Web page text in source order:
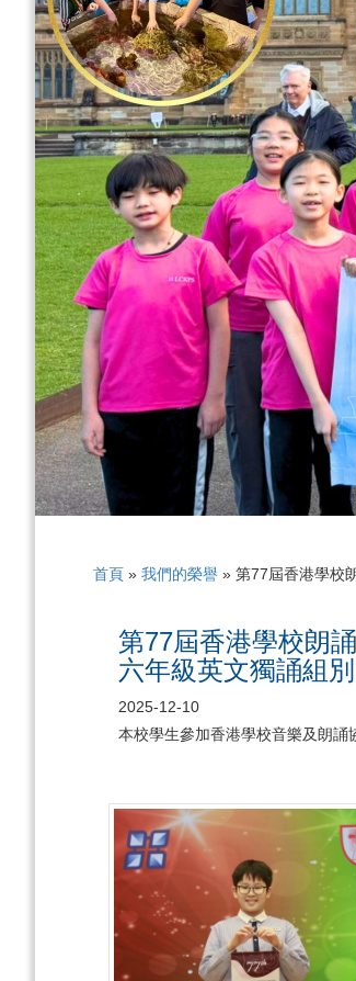
首頁» 我們的榮譽» 第77屆香港學校
第77屆香港學校朗
六年級英文獨誦組
2025-12-10
本校學生參加香港學校音樂及朗誦